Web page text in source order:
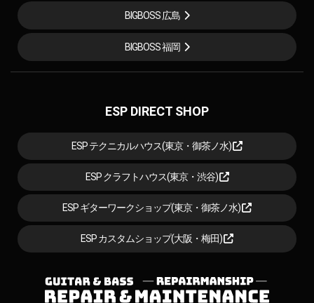
BIGBOSS 広島
BIGBOSS 福岡
ESP DIRECT SHOP
ESP テクニカルハウス(東京・御茶ノ水)
ESP クラフトハウス(東京・渋谷)
ESP ギターワークショップ(東京・御茶ノ水)
ESP カスタムショップ(大阪・梅田)